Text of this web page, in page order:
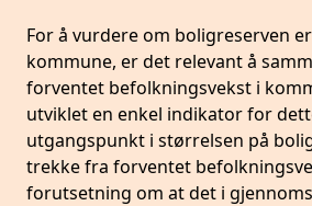
For å vurdere om boligreserven
kommune, er det relevant å
forventet befolkningsvekst i
utviklet en enkel indikator for
utgangspunkt i størrelsen på
trekke fra forventet
forutsetning om at det i